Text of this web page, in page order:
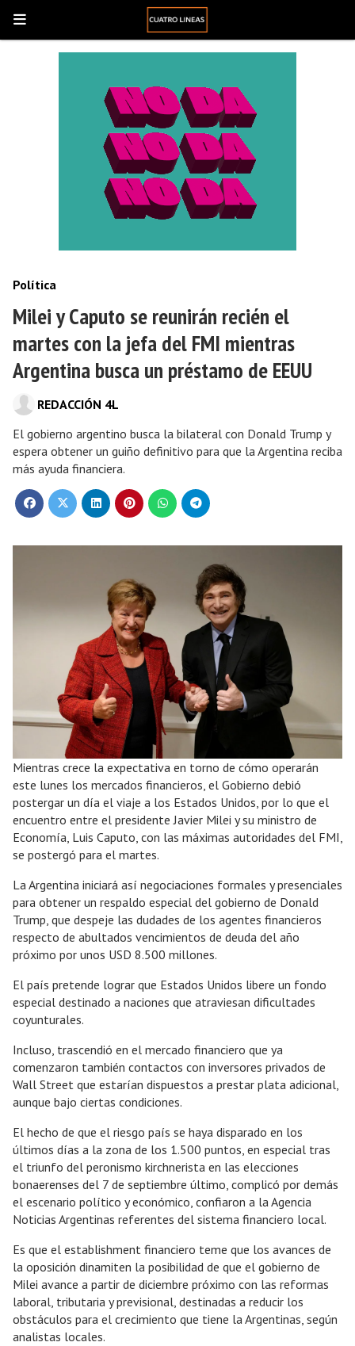
Milei y Caputo se reunirán recién el
martes con la jefa del FMI mientras
Argentina busca un préstamo de EEUU
El gobierno argentino busca la bilateral con Donald Trump y
espera obtener un guiño definitivo para que la Argentina reciba
más ayuda financiera.
Política
REDACCIÓN 4L
Mientras crece la expectativa en torno de cómo operarán
este lunes los mercados financieros, el Gobierno debió
postergar un día el viaje a los Estados Unidos, por lo que el
encuentro entre el presidente Javier Milei y su ministro de
Economía, Luis Caputo, con las máximas autoridades del FMI,
se postergó para el martes.
La Argentina iniciará así negociaciones formales y presenciales
para obtener un respaldo especial del gobierno de Donald
Trump, que despeje las dudades de los agentes financieros
respecto de abultados vencimientos de deuda del año
próximo por unos USD 8.500 millones.
El país pretende lograr que Estados Unidos libere un fondo
especial destinado a naciones que atraviesan dificultades
coyunturales.
Incluso, trascendió en el mercado financiero que ya
comenzaron también contactos con inversores privados de
Wall Street que estarían dispuestos a prestar plata adicional,
aunque bajo ciertas condiciones.
El hecho de que el riesgo país se haya disparado en los
últimos días a la zona de los 1.500 puntos, en especial tras
el triunfo del peronismo kirchnerista en las elecciones
bonaerenses del 7 de septiembre último, complicó por demás
el escenario político y económico, confiaron a la Agencia
Noticias Argentinas referentes del sistema financiero local.
Es que el establishment financiero teme que los avances de
la oposición dinamiten la posibilidad de que el gobierno de
Milei avance a partir de diciembre próximo con las reformas
laboral, tributaria y previsional, destinadas a reducir los
obstáculos para el crecimiento que tiene la Argentinas, según
analistas locales.